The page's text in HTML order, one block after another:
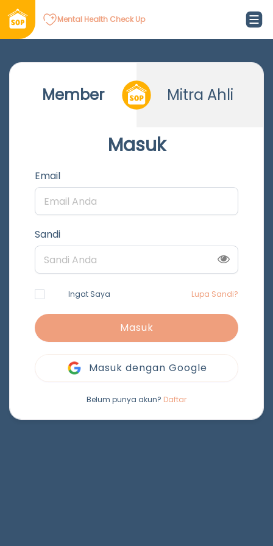
Mental Health Check Up
Member Mitra Ahli
Masuk
Email
Sandi
Ingat Saya Lupa Sandi?
Masuk
Masuk dengan Google
Belum punya akun? Daftar